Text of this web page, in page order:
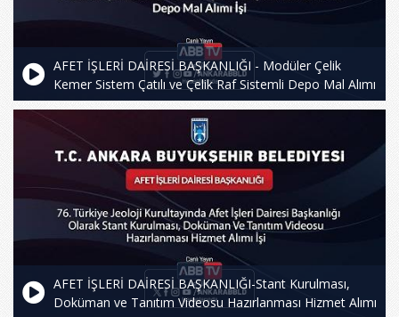
AFET İŞLERİ DAİRESİ BAŞKANLIĞI - Modüler Çelik
Kemer Sistem Çatılı ve Çelik Raf Sistemli Depo Mal Alımı
İşi
AFET İŞLERİ DAİRESİ BAŞKANLIĞI-Stant Kurulması,
Doküman ve Tanıtım Videosu Hazırlanması Hizmet Alımı